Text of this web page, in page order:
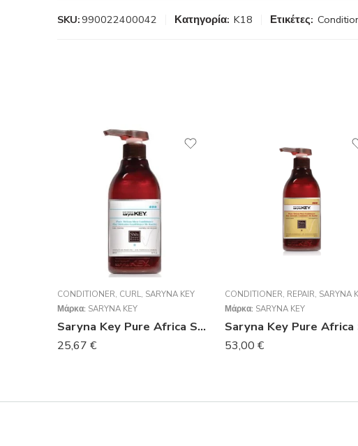
SKU:990022400042 Κατηγορία: K18 Ετικέτες:
CONDITIONER, CURL, SARYNA KEY
Μάρκα: SARYNA KEY
Saryna Key Pure Africa Shea Curl Control Conditioner 300ml
25,67 €
CONDITIONER, REPAIR, SARYNA
Μάρκα: SARYNA KEY
53,00 €